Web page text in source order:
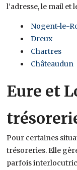
l’adresse, le mail et
Nogent-le-
Dreux
Chartres
Châteaudun
Eure et
Pour certaines
trésoreries. Elle
parfois